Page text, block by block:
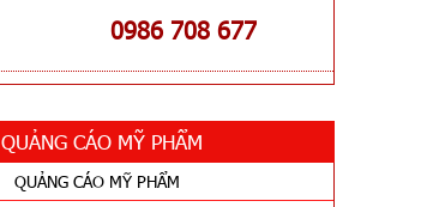
0986 708 677
QUẢNG CÁO MỸ PHẨM
QUẢNG CÁO MỸ PHẨM